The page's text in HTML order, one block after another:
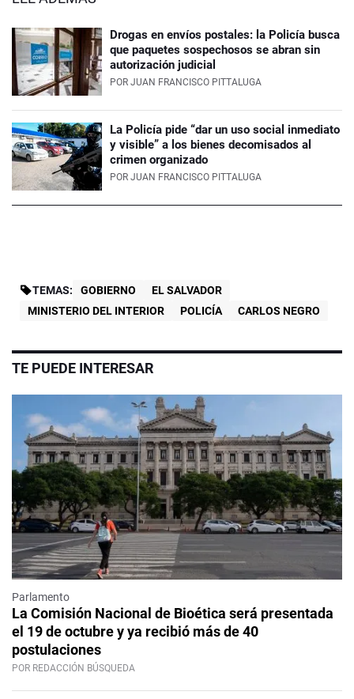
Drogas en envíos postales: la Policía busca
que paquetes sospechosos se abran sin
autorización judicial
POR JUAN FRANCISCO PITTALUGA
La Policía pide “dar un uso social inmediato
y visible” a los bienes decomisados al
crimen organizado
POR JUAN FRANCISCO PITTALUGA
TEMAS: GOBIERNO
EL SALVADOR
MINISTERIO DEL INTERIOR
POLICÍA CARLOS NEGRO
TE PUEDE INTERESAR
Parlamento
La Comisión Nacional de Bioética será presentada
el 19 de octubre y ya recibió más de 40
postulaciones
POR REDACCIÓN BÚSQUEDA